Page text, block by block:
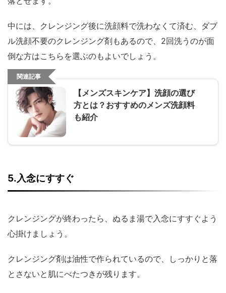
中には、クレンジング後に洗顔料で洗わなくて済む、ダブ
ル洗顔不要のクレンジング剤もあるので、2回洗うのが面
倒な方はこちらを選ぶのもよいでしょう。
関連記事
【メンズスキンケア】洗顔の選び
方とは？おすすめのメンズ洗顔料
も紹介
5.入念にすすぐ
クレンジングが終わったら、ぬるま湯で入念にすすぐよう
心掛けましょう。
クレンジング剤は油性で作られているので、しっかりと落
とさないと肌にべたつきが残ります。